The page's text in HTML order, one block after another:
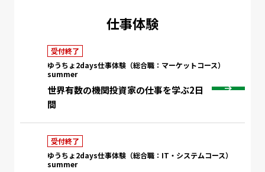
仕事体験
受付終了
ゆうちょ2days仕事体験（総合職：マーケットコース）
summer
世界有数の機関投資家の仕事を学ぶ2日
間
受付終了
ゆうちょ2days仕事体験（総合職：IT・システムコース）
summer